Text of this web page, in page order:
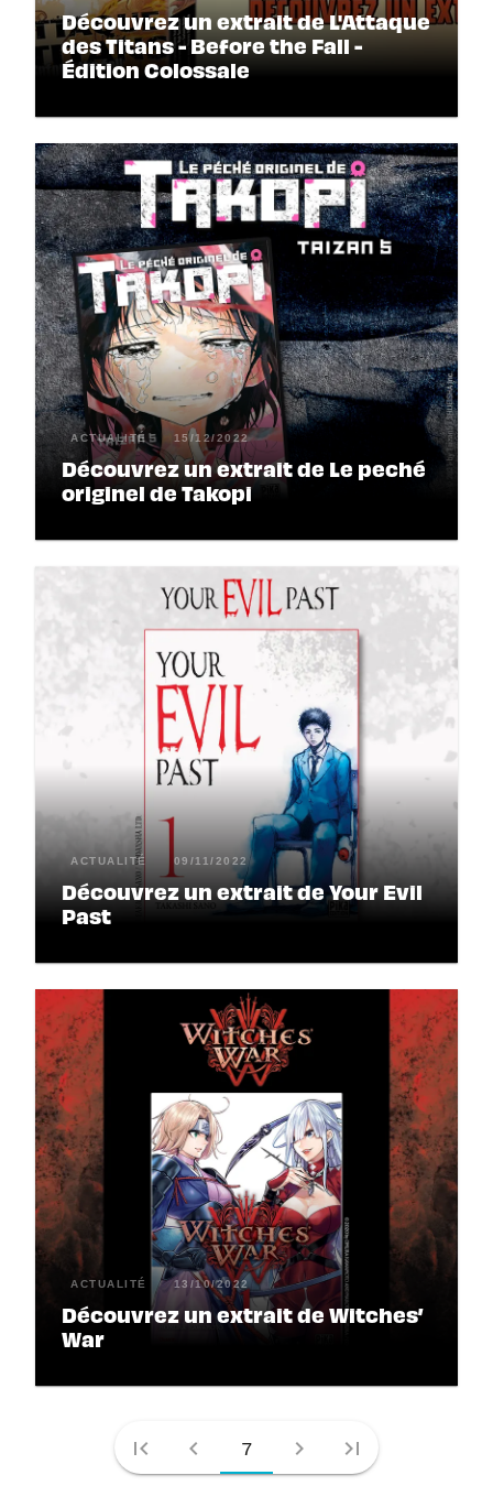
Découvrez un extrait de L'Attaque
des Titans - Before the Fall -
Édition Colossale
ACTUALITÉ 15/12/2022
Découvrez un extrait de Le peché
originel de Takopi
ACTUALITÉ 09/11/2022
Découvrez un extrait de Your Evil
Past
ACTUALITÉ 13/10/2022
Découvrez un extrait de Witches’
War
first_page chevron_left 7 chevron_right last_page